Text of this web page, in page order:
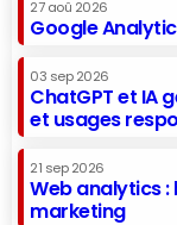
27 aoû 2026
Google
03 sep 2026
ChatGPT et IA
et usages
21 sep 2026
Web analytics
marketing